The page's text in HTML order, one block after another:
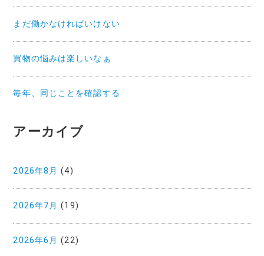
まだ働かなければいけない
買物の悩みは楽しいなぁ
毎年、同じことを確認する
アーカイブ
2026年8月 (4)
2026年7月 (19)
2026年6月 (22)